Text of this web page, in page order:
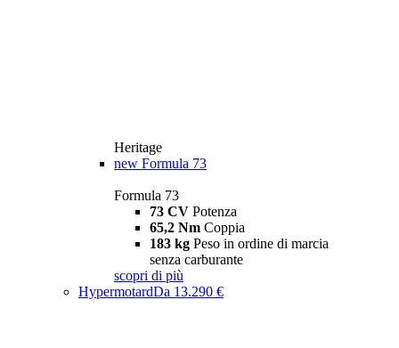
Heritage
new Formula 73
Formula 73
73 CV Potenza
65,2 Nm Coppia
183 kg Peso in ordine di marcia
senza carburante
scopri di più
HypermotardDa 13.290 €